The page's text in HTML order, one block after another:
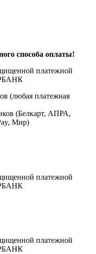
способа оплаты!
платежной
(любая платежная
(Белкарт, АПРА,
Мир)
платежной
платежной